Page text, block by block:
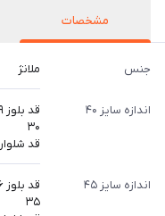
مشخصات
جنس ملانژ
اندازه سایز ۴۰
۳۰
قد شلوار ۵۲ سانت
اندازه سایز ۴۵
۳۵